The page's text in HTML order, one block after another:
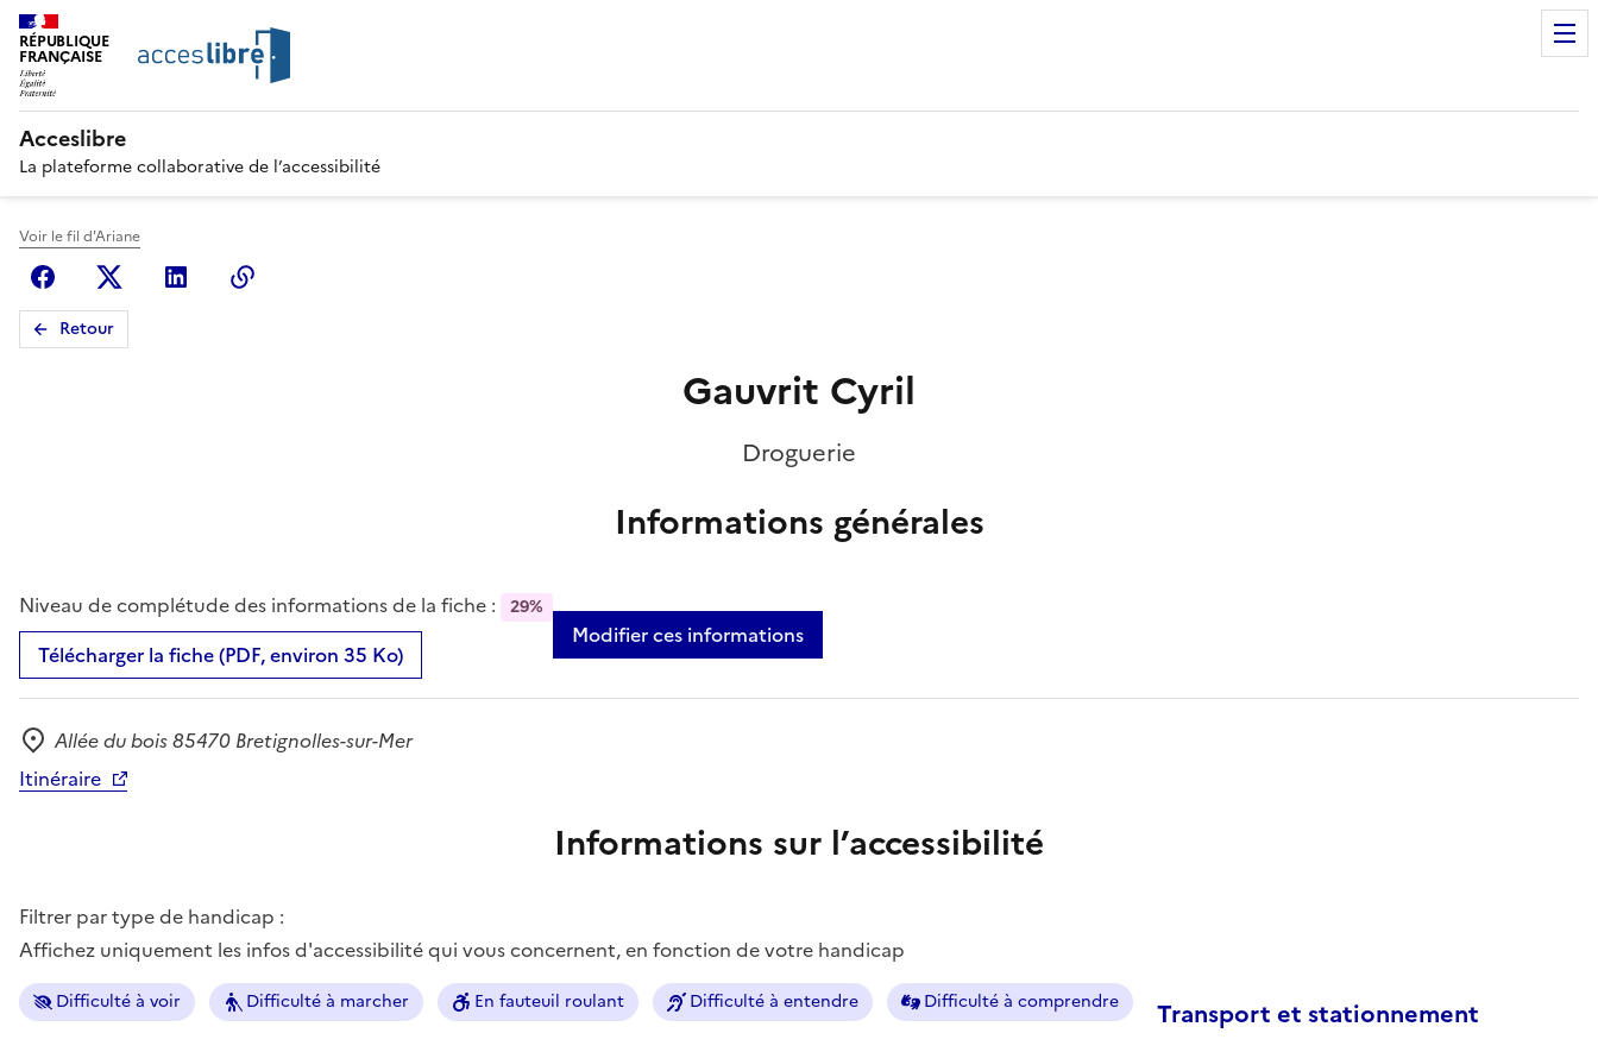
RÉPUBLIQUE
FRANÇAISE
Acceslibre
La plateforme collaborative de l’accessibilité
Voir le fil d'Ariane
FacebookX (anciennement Twitter)
Linkedin
Retour
Gauvrit Cyril
Droguerie
Informations générales
Niveau de complétude des informations de la fiche : 29%
Télécharger la fiche (PDF, environ 35 Ko)
Modifier ces informations
Adresse
Allée du bois 85470 Bretignolles-sur-Mer
Itinéraire
Informations sur l’accessibilité
Filtrer par type de handicap :
Affichez uniquement les infos d'accessibilité qui vous concernent, en fonction de votre handicap
Difficulté à voir Difficulté à marcher En fauteuil roulant Difficulté à entendre Difficulté à comprendre Transport et stationnement